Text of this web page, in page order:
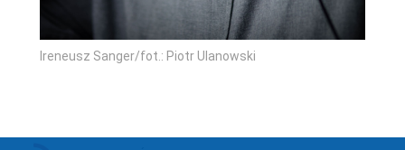
Ireneusz Sanger/fot.: Piotr Ulanowski